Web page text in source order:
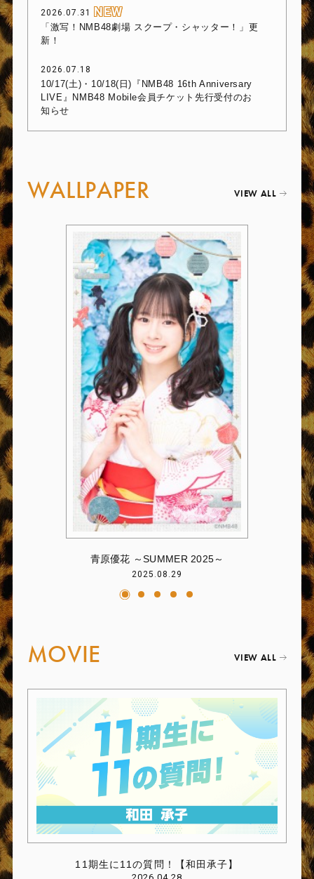
2026.07.31
「激写！NMB48劇場 スクープ・シャッター！」更
新！
2026.07.18
10/17(土)・10/18(日)『NMB48 16th Anniversary
LIVE』NMB48 Mobile会員チケット先行受付のお
知らせ
WALLPAPER VIEW ALL
青原優花 ～SUMMER 2025～
2025.08.29
MOVIE VIEW ALL
11期生に11の質問！【和田承子】